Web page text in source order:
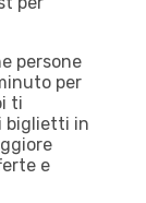
persone
per
ti
biglietti in
e